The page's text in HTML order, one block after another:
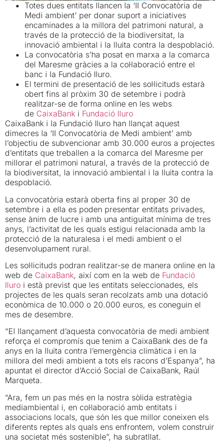
Totes dues entitats llancen la ‘II Convocatòria de
Medi ambient’ per donar suport a iniciatives
encaminades a la millora del patrimoni natural, a
través de la protecció de la biodiversitat, la
innovació ambiental i la lluita contra la despoblació.
La convocatòria s’ha posat en marxa a la comarca
del Maresme gràcies a la col·laboració entre el
banc i la Fundació Iluro.
El termini de presentació de les sol·licituds estarà
obert fins al pròxim 30 de setembre i podrà
realitzar-se de forma online en les webs
de CaixaBank i Fundació Iluro
CaixaBank i la Fundació Iluro han llançat aquest
dimecres la ‘II Convocatòria de Medi ambient’ amb
l’objectiu de subvencionar amb 30.000 euros a projectes
d’entitats que treballen a la comarca del Maresme per
millorar el patrimoni natural, a través de la protecció de
la biodiversitat, la innovació ambiental i la lluita contra la
despoblació.
La convocatòria estarà oberta fins al proper 30 de
setembre i a ella es poden presentar entitats privades,
sense ànim de lucre i amb una antiguitat mínima de tres
anys, l’activitat de les quals estigui relacionada amb la
protecció de la naturalesa i el medi ambient o el
desenvolupament rural.
Les sol·licituds podran realitzar-se de manera online en la
web de CaixaBank, així com en la web de Fundació
Iluro i està previst que les entitats seleccionades, els
projectes de les quals seran recolzats amb una dotació
econòmica de 10.000 o 20.000 euros, es coneguin el
mes de desembre.
“El llançament d’aquesta convocatòria de medi ambient
reforça el compromís que tenim a CaixaBank des de fa
anys en la lluita contra l’emergència climàtica i en la
millora del medi ambient a tots els racons d’Espanya”, ha
apuntat el director d’Acció Social de CaixaBank, Raúl
Marqueta.
“Ara, fem un pas més en la nostra sòlida estratègia
mediambiental i, en col·laboració amb entitats i
associacions locals, que són les que millor coneixen els
diferents reptes als quals ens enfrontem, volem construir
una societat més sostenible”, ha subratllat.